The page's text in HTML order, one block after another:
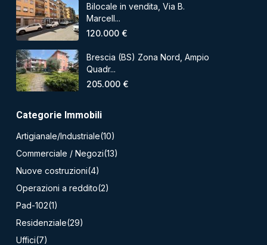
Bilocale in vendita, Via B.
Marcell...
120.000 €
Brescia (BS) Zona Nord, Ampio
Quadr...
205.000 €
Categorie Immobili
Artigianale/Industriale(10)
Commerciale / Negozi(13)
Nuove costruzioni(4)
Operazioni a reddito(2)
Pad-102(1)
Residenziale(29)
Uffici(7)